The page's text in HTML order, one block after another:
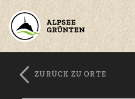
ZURÜCK ZU ORTE
Unterkünfte